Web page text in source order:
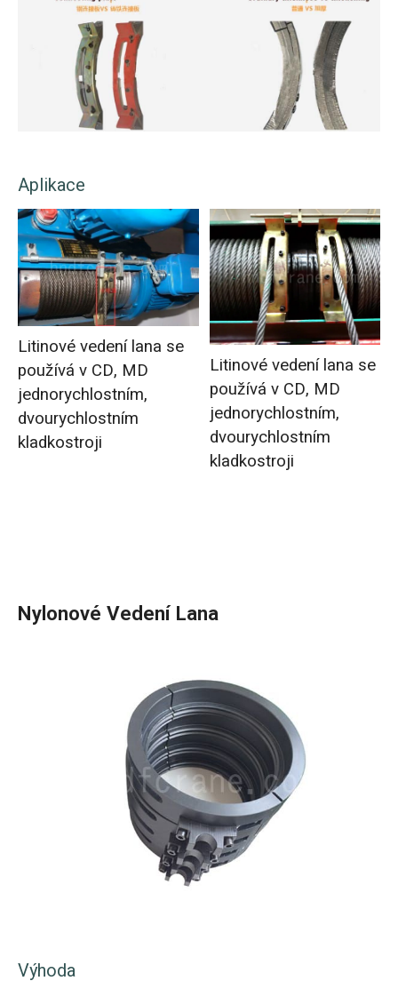
Aplikace
Litinové vedení lana se
používá v CD, MD
jednorychlostním,
dvourychlostním
kladkostroji
Litinové vedení lana se
používá v CD, MD
jednorychlostním,
dvourychlostním
kladkostroji
Nylonové Vedení Lana
Výhoda